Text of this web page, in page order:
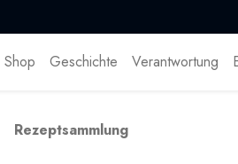
Shop Geschichte Verantwortung
Rezeptsammlung